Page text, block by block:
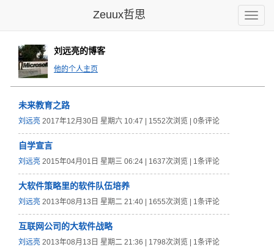
Toggle
Zeuux哲思
刘远亮的博客
他的个人主页
未来教育之路
刘远亮 2017年12月30日 星期六 10:47 | 1552次浏览 | 0条评论
自学宣言
刘远亮 2015年04月01日 星期三 06:24 | 1637次浏览 | 1条评论
大软件策略里的软件队伍培养
刘远亮 2013年08月13日 星期二 21:40 | 1655次浏览 | 1条评论
互联网公司的大软件战略
刘远亮 2013年08月13日 星期二 21:36 | 1798次浏览 | 1条评论